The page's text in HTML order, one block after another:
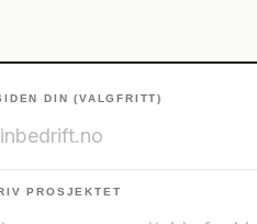
DIN (VALGFRITT)
PROSJEKTET